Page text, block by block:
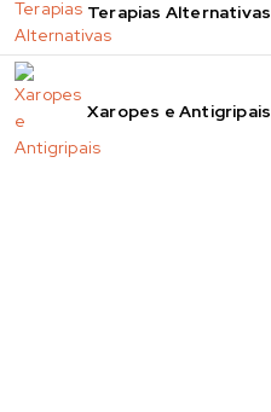
Terapias Alternativas
Xaropes e Antigripais